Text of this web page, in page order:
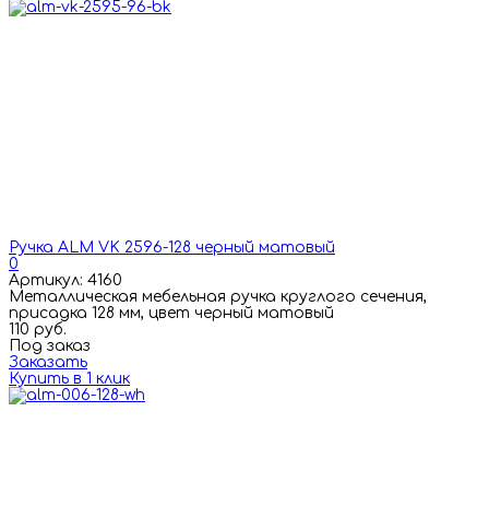
Ручка ALM VK 2596-128 черный матовый
0
Артикул: 4160
Металлическая мебельная ручка круглого сечения,
присадка 128 мм, цвет черный матовый
110 руб.
Под заказ
Заказать
Купить в 1 клик